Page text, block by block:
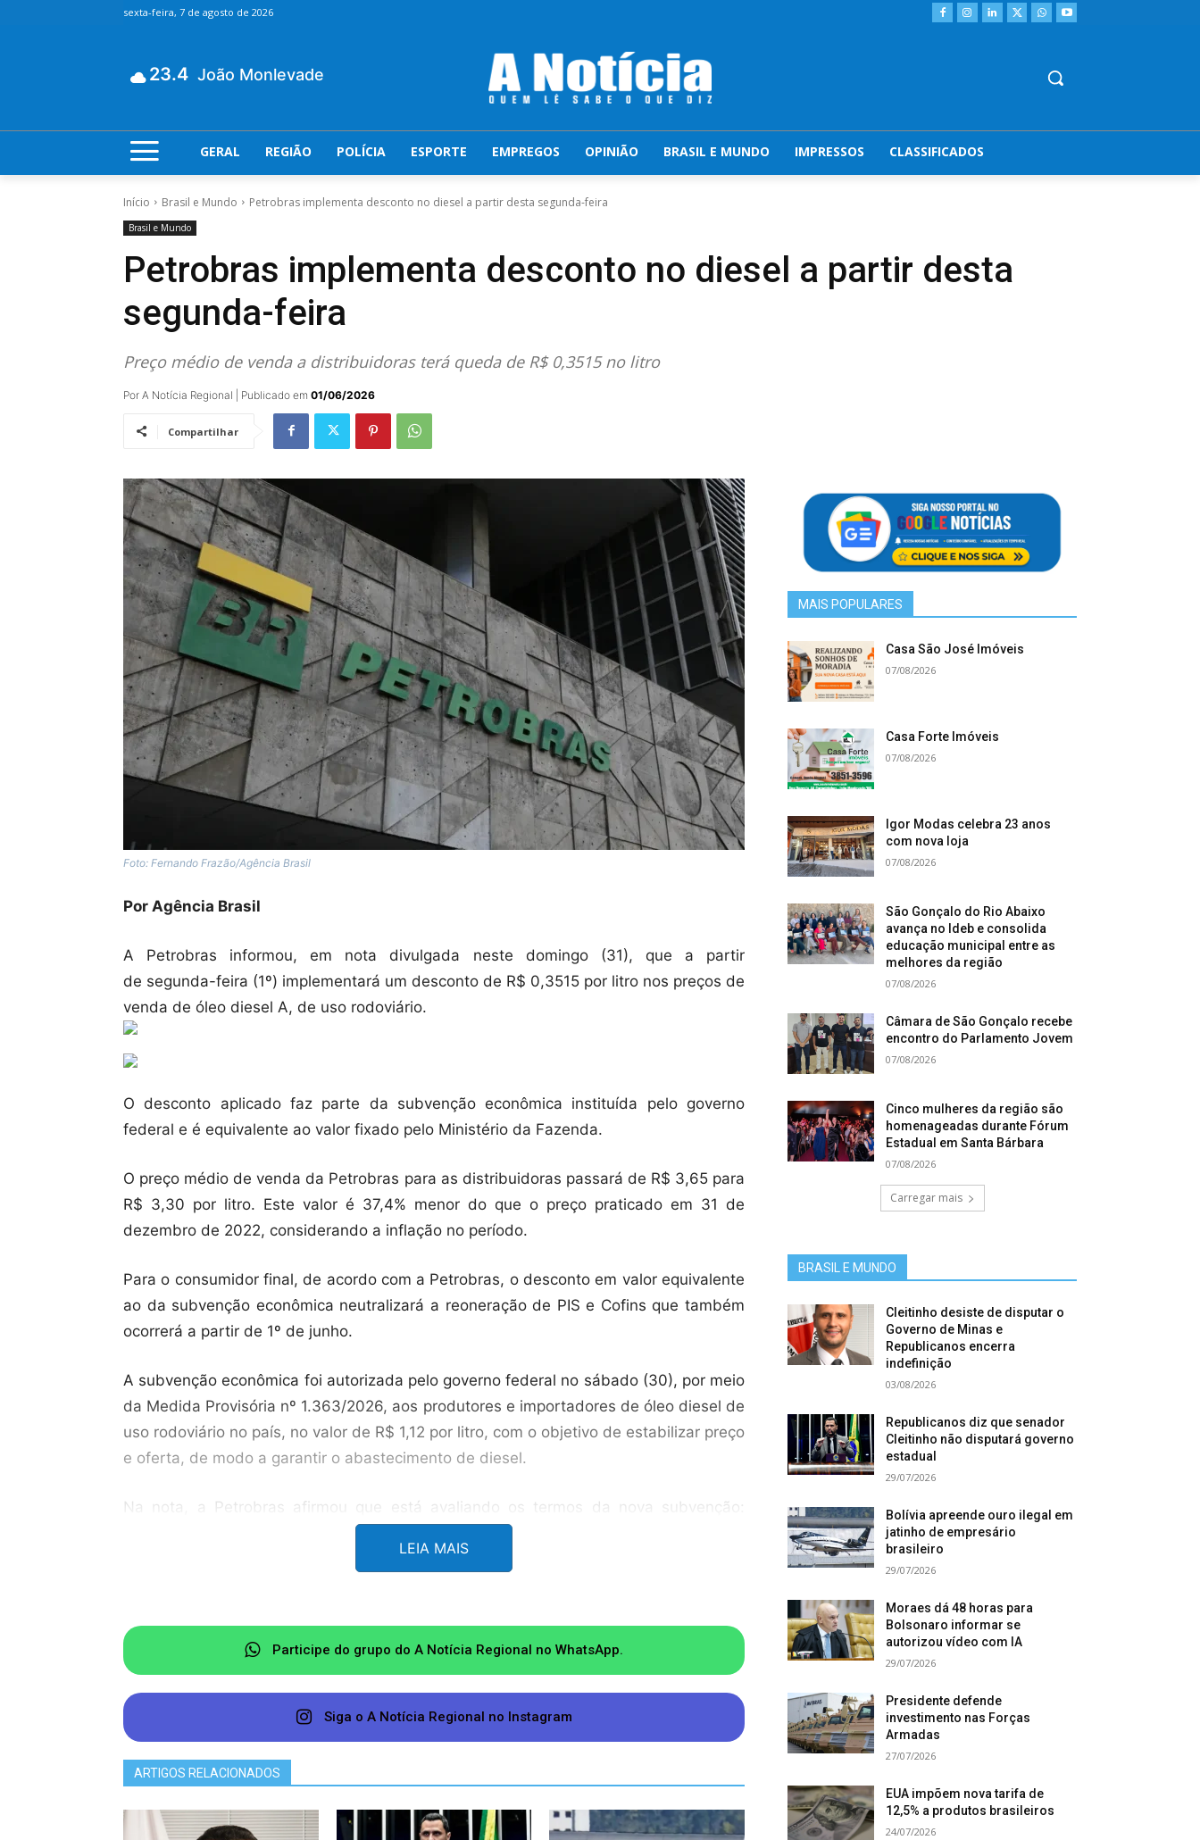
sexta-feira, 7 de agosto de 2026
23.4 João Monlevade
GERAL REGIÃO POLÍCIA ESPORTE EMPREGOS OPINIÃO BRASIL E MUNDO IMPRESSOS CLASSIFICADOS
Início Brasil e Mundo Petrobras implementa desconto no diesel a partir desta segunda-feira
Brasil e Mundo
Petrobras implementa desconto no diesel a partir desta
segunda-feira
Preço médio de venda a distribuidoras terá queda de R$ 0,3515 no litro
Por A Notícia Regional | Publicado em 01/06/2026
Compartilhar
Foto: Fernando Frazão/Agência Brasil
Por Agência Brasil
A Petrobras informou, em nota divulgada neste domingo (31), que a partir
de segunda-feira (1º) implementará um desconto de R$ 0,3515 por litro nos preços de
venda de óleo diesel A, de uso rodoviário.
O desconto aplicado faz parte da subvenção econômica instituída pelo governo
federal e é equivalente ao valor fixado pelo Ministério da Fazenda.
O preço médio de venda da Petrobras para as distribuidoras passará de R$ 3,65 para
R$ 3,30 por litro. Este valor é 37,4% menor do que o preço praticado em 31 de
dezembro de 2022, considerando a inflação no período.
Para o consumidor final, de acordo com a Petrobras, o desconto em valor equivalente
ao da subvenção econômica neutralizará a reoneração de PIS e Cofins que também
ocorrerá a partir de 1º de junho.
A subvenção econômica foi autorizada pelo governo federal no sábado (30), por meio
da Medida Provisória nº 1.363/2026, aos produtores e importadores de óleo diesel de
uso rodoviário no país, no valor de R$ 1,12 por litro, com o objetivo de estabilizar preço
e oferta, de modo a garantir o abastecimento de diesel.
Na nota, a Petrobras afirmou que está avaliando os termos da nova subvenção:
“Qualquer decisão da companhia sobre esse tema será tempestivamente divulgada
LEIA MAIS
Participe do grupo do A Notícia Regional no WhatsApp.
Siga o A Notícia Regional no Instagram
ARTIGOS RELACIONADOS
MAIS POPULARES
Casa São José Imóveis
07/08/2026
Casa Forte Imóveis
07/08/2026
Igor Modas celebra 23 anos
com nova loja
07/08/2026
São Gonçalo do Rio Abaixo
avança no Ideb e consolida
educação municipal entre as
melhores da região
07/08/2026
Câmara de São Gonçalo recebe
encontro do Parlamento Jovem
07/08/2026
Cinco mulheres da região são
homenageadas durante Fórum
Estadual em Santa Bárbara
07/08/2026
Carregar mais
BRASIL E MUNDO
Cleitinho desiste de disputar o
Governo de Minas e
Republicanos encerra
indefinição
03/08/2026
Republicanos diz que senador
Cleitinho não disputará governo
estadual
29/07/2026
Bolívia apreende ouro ilegal em
jatinho de empresário
brasileiro
29/07/2026
Moraes dá 48 horas para
Bolsonaro informar se
autorizou vídeo com IA
29/07/2026
Presidente defende
investimento nas Forças
Armadas
27/07/2026
EUA impõem nova tarifa de
12,5% a produtos brasileiros
24/07/2026